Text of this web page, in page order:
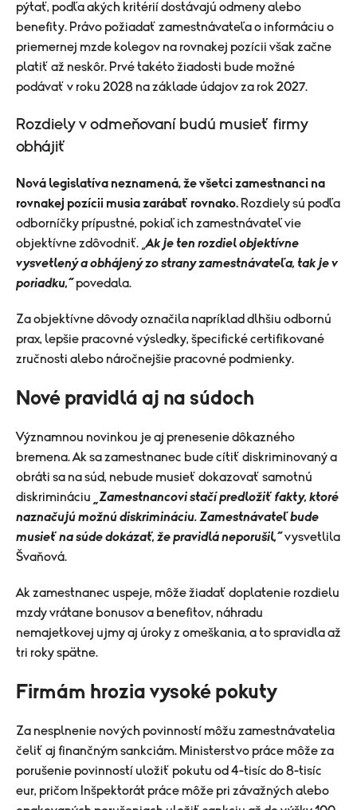
pýtať, podľa akých kritérií dostávajú odmeny alebo
benefity. Právo požiadať zamestnávateľa o informáciu o
priemernej mzde kolegov na rovnakej pozícii však začne
platiť až neskôr. Prvé takéto žiadosti bude možné
podávať v roku 2028 na základe údajov za rok 2027.
Rozdiely v odmeňovaní budú musieť firmy
obhájiť
Nová legislatíva neznamená, že všetci zamestnanci na
rovnakej pozícii musia zarábať rovnako. Rozdiely sú podľa
odborníčky prípustné, pokiaľ ich zamestnávateľ vie
objektívne zdôvodniť. „Ak je ten rozdiel objektívne
vysvetlený a obhájený zo strany zamestnávateľa, tak je v
poriadku,“ povedala.
Za objektívne dôvody označila napríklad dlhšiu odbornú
prax, lepšie pracovné výsledky, špecifické certifikované
zručnosti alebo náročnejšie pracovné podmienky.
Nové pravidlá aj na súdoch
Významnou novinkou je aj prenesenie dôkazného
bremena. Ak sa zamestnanec bude cítiť diskriminovaný a
obráti sa na súd, nebude musieť dokazovať samotnú
diskrimináciu
„Zamestnancovi stačí predložiť fakty, ktoré
naznačujú možnú diskrimináciu. Zamestnávateľ bude
musieť na súde dokázať, že pravidlá neporušil,“vysvetlila
Švaňová.
Ak zamestnanec uspeje, môže žiadať doplatenie rozdielu
mzdy vrátane bonusov a benefitov, náhradu
nemajetkovej ujmy aj úroky z omeškania, a to spravidla až
tri roky spätne.
Firmám hrozia vysoké pokuty
Za nesplnenie nových povinností môžu zamestnávatelia
čeliť aj finančným sankciám. Ministerstvo práce môže za
porušenie povinností uložiť pokutu od 4-tisíc do 8-tisíc
eur, pričom Inšpektorát práce môže pri závažných alebo